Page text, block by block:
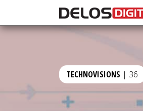
TECHNOVISIONS | 36